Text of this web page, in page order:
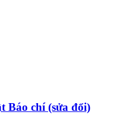
Báo chí (sửa đổi)